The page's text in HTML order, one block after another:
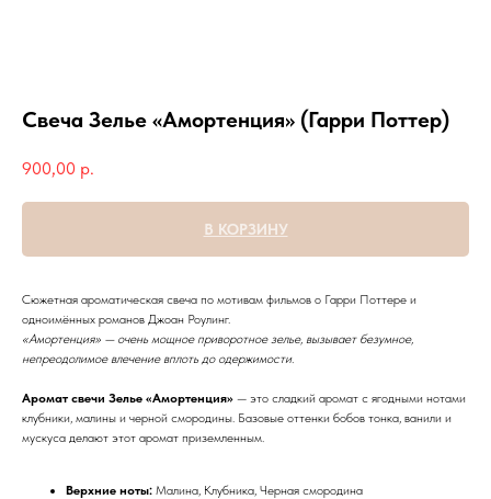
Свеча Зелье «Амортенция» (Гарри Поттер)
900,00 р.
В КОРЗИНУ
Сюжетная ароматическая свеча по мотивам фильмов о Гарри Поттере и
одноимённых романов Джоан Роулинг.
«Амортенция» — очень мощное приворотное зелье, вызывает безумное,
непреодолимое влечение вплоть до одержимости.
Аромат свечи Зелье «Амортенция» — это сладкий аромат с ягодными нотами
клубники, малины и черной смородины. Базовые оттенки бобов тонка, ванили и
мускуса делают этот аромат приземленным.
Верхние ноты: Малина, Клубника, Черная смородина